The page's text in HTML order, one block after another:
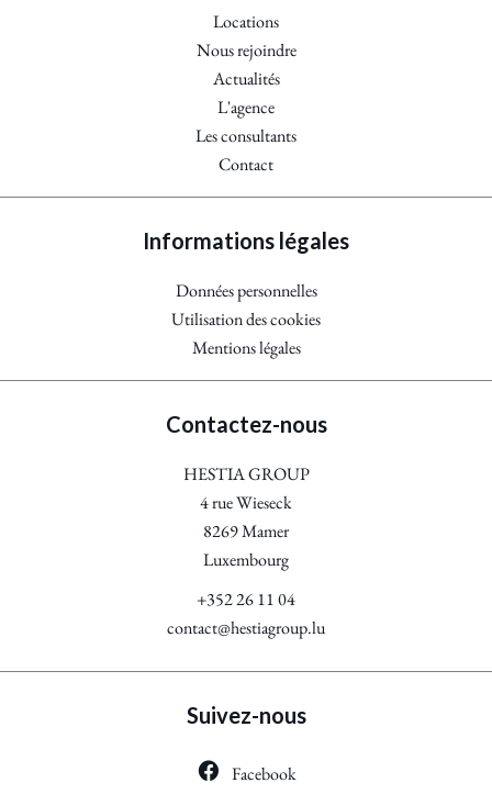
Locations
Nous rejoindre
Actualités
L'agence
Les consultants
Contact
Informations légales
Données personnelles
Utilisation des cookies
Mentions légales
Contactez-nous
HESTIA GROUP
4 rue Wieseck
8269Mamer
Luxembourg
+352 26 11 04
contact@hestiagroup.lu
Suivez-nous
Facebook